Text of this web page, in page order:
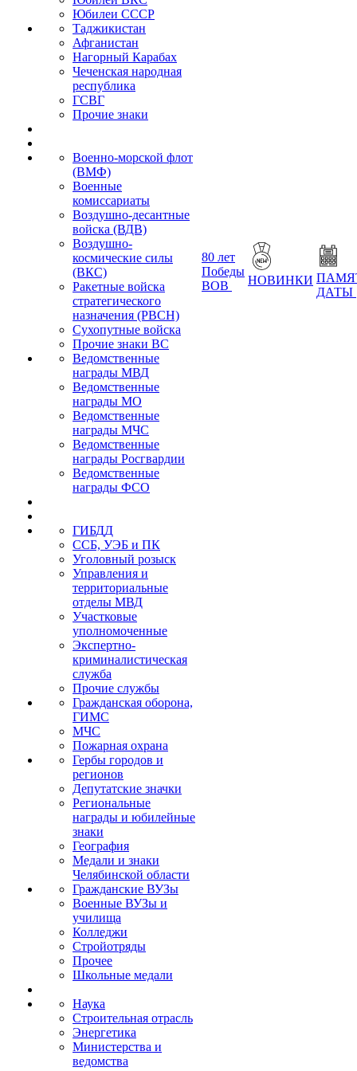
Юбилеи СССР
Таджикистан
Афганистан
Нагорный Карабах
Чеченская народная
республика
ГСВГ
Прочие знаки
Военно-морской флот
(ВМФ)
Военные
комиссариаты
Воздушно-десантные
войска (ВДВ)
Воздушно-
космические силы
(ВКС)
Ракетные войска
стратегического
назначения (РВСН)
Сухопутные войска
Прочие знаки ВС
Ведомственные
награды МВД
Ведомственные
награды МО
Ведомственные
награды МЧС
Ведомственные
награды Росгвардии
Ведомственные
награды ФСО
ГИБДД
ССБ, УЭБ и ПК
Уголовный розыск
Управления и
территориальные
отделы МВД
Участковые
уполномоченные
Экспертно-
криминалистическая
служба
Прочие службы
Гражданская оборона,
ГИМС
МЧС
Пожарная охрана
Гербы городов и
регионов
Депутатские значки
Региональные
награды и юбилейные
знаки
География
Медали и знаки
Челябинской области
Гражданские ВУЗы
Военные ВУЗы и
училища
Колледжи
Стройотряды
Прочее
Школьные медали
Наука
Строительная отрасль
Энергетика
Министерства и
ведомства
80 лет
Победы
ВОВ
НОВИНКИ
ДАТЫ